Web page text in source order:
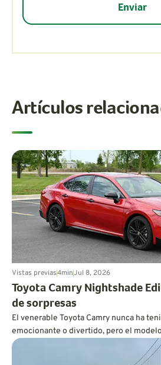
Artículos
Vistas previas4minJul 8, 2026
Toyota Camry Nightshade
de sorpresas
El venerable Toyota Camry nunca ha
emocionante o divertido, pero el
es más dinámico de lo que cabría
increíblemente eficiente en cuanto a